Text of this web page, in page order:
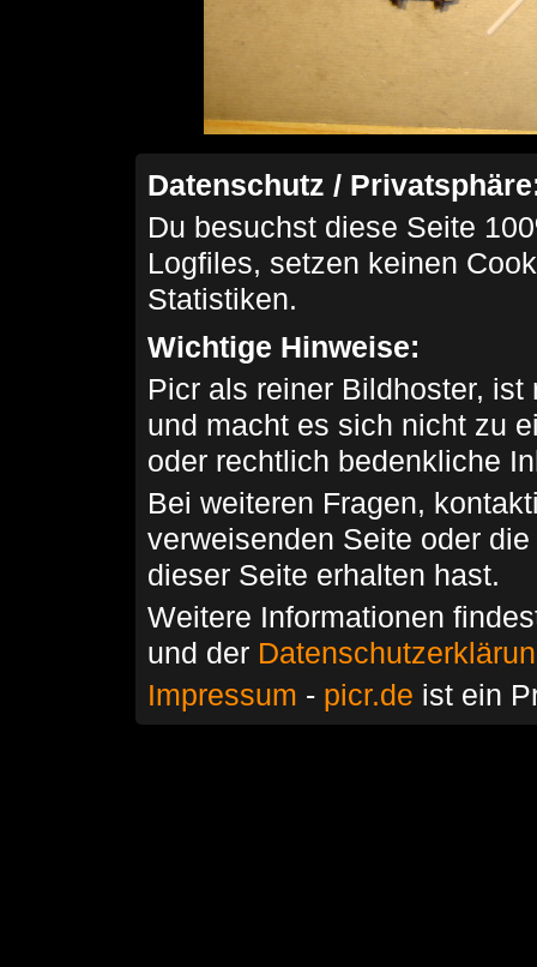
Datenschutz /
Du besuchst diese Seite
Logfiles, setzen keinen
Statistiken.
Wichtige Hinweise:
Picr als reiner Bildhoster,
und macht es sich nicht zu
oder rechtlich bedenkliche
Bei weiteren Fragen,
verweisenden Seite oder
dieser Seite erhalten hast.
Weitere Informationen
und der
Impressum - picr.de ist ein